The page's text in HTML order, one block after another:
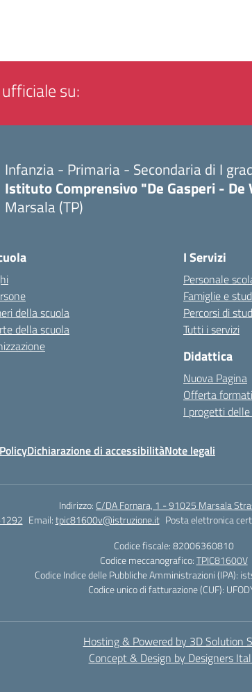
su:
Infanzia - Primaria - Secondaria di I
Istituto Comprensivo "De Gasperi - De
Marsala (TP)
della scuola
della scuola
I Servizi
Personale
Famiglie e
Percorsi di
Tutti i servizi
Didattica
Nuova Pagina
Offerta
I progetti delle
Dichiarazione di accessibilitàNote legali
Indirizzo: C/DA Fornara, 1 - 91025 Marsala
Email:tpic81600v@istruzione.it Posta elettronica
Codice fiscale: 82006360810
Codice meccanografico:TPIC81600V
Codice Indice delle Pubbliche Amministrazioni (IPA):
Codice unico di fatturazione (CUF):
Hosting & Powered by 3D Solution
Concept & Design by Designers